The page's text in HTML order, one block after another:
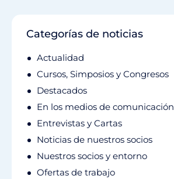
Categorías de noticias
Actualidad
Cursos, Simposios y Congresos
Destacados
En los medios de comunicación
Entrevistas y Cartas
Noticias de nuestros socios
Nuestros socios y entorno
Ofertas de trabajo